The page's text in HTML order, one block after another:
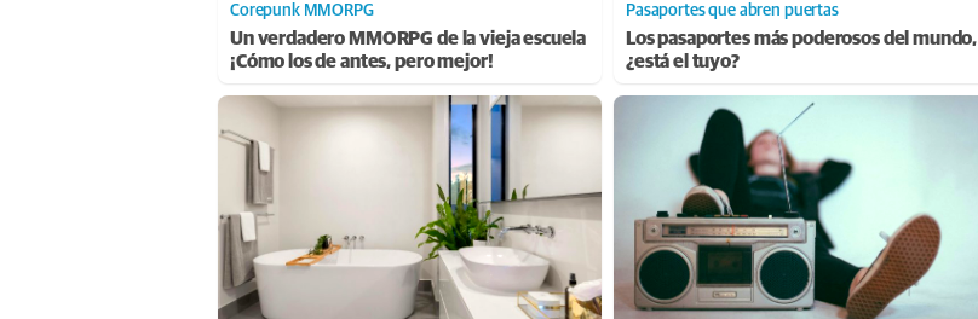
Corepunk MMORPG
Un verdadero MMORPG de la vieja escuela
¡Cómo los de antes, pero mejor!
Pasaportes que abren puertas
Los pasaportes más poderosos del mundo,
¿está el tuyo?